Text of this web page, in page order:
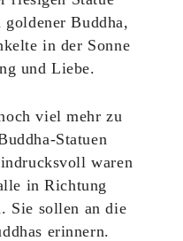
Buddha,
in der Sonne
und Liebe.
viel mehr zu
Statuen
waren
in Richtung
Sie sollen an die
erinnern.